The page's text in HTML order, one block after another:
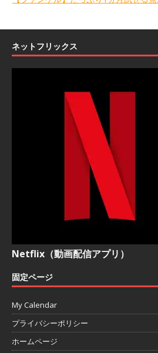
ネットフリックス
Netflix（動画配信アプリ）
固定ページ
My Calendar
プライバシーポリシー
ホームページ